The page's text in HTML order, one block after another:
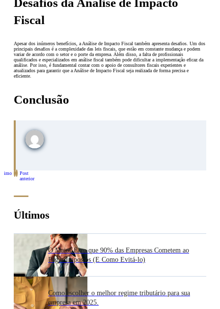
Fiscal
Apesar dos inúmeros benefícios, a Análise de Impacto Fiscal também apresenta desafios. Um dos
principais desafios é a complexidade das leis fiscais, que estão em constante mudança e podem
variar de acordo com o setor e o porte da empresa. Além disso, a falta de profissionais
qualificados e especializados em análise fiscal também pode dificultar a implementação eficaz da
análise. Por isso, é fundamental contar com o apoio de consultores fiscais experientes e
atualizados para garantir que a Análise de Impacto Fiscal seja realizada de forma precisa e
eficiente.
Conclusão
Post
anterior
Últimos
O Maior Erro que 90% das Empresas Cometem ao
Pagar Impostos (E Como Evitá-lo)
Como escolher o melhor regime tributário para sua
empresa em 2025.